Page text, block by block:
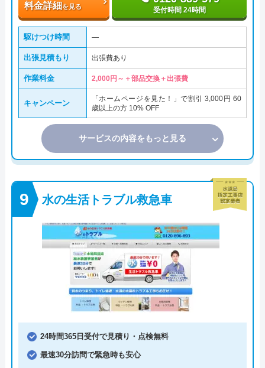
料金詳細を見る 受付時間 24時間
駆けつけ時間 ―
出張見積もり 出張費あり
作業料金 2,000円～＋部品交換＋出張費
キャンペーン
「ホームページを見た！」で割引 3,000円 60
歳以上の方 10% OFF
サービスの内容をもっと見る
水の生活トラブル救急車
24時間365日受付で見積り・点検無料
最速30分訪問で緊急時も安心